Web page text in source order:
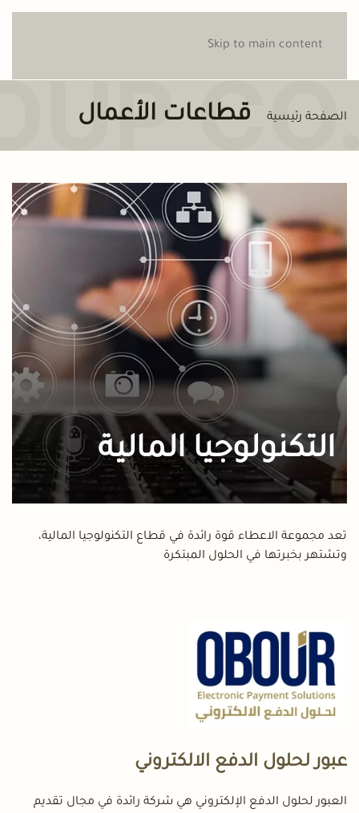
Skip to main content
الصفحة رئيسية قطاعات الأعمال
التكنولوجيا المالية
تعد مجموعة الاعطاء قوة رائدة في قطاع التكنولوجيا المالية،
وتشتهر بخبرتها في الحلول المبتكرة
عبور لحلول الدفع الالكتروني
العبور لحلول الدفع الإلكتروني هي شركة رائدة في مجال تقديم